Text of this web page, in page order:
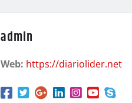
admin
Web: https://diariolider.net